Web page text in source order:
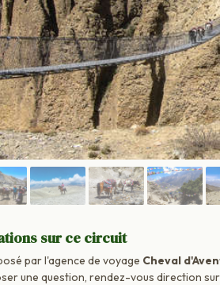
sur ce circuit
par l'agence de voyage Cheval
une question, rendez-vous direction